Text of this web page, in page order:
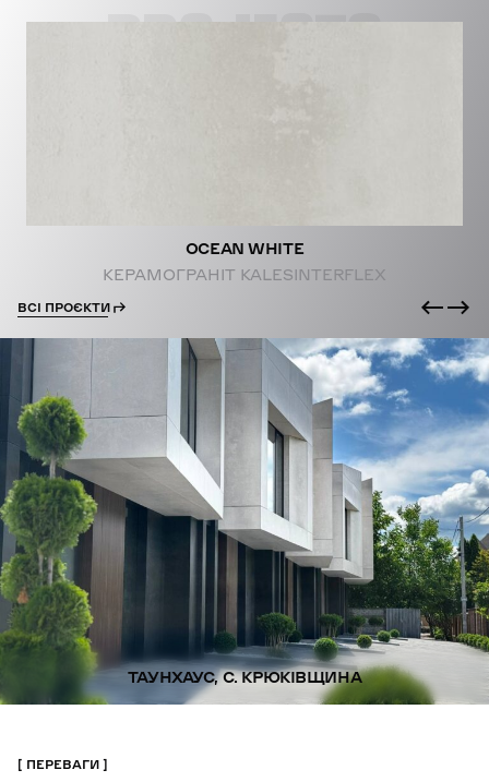
PROJECTS
OCEAN WHITE
КЕРАМОГРАНІТ KALESINTERFLEX
ВСІ ПРОЄКТИ
ТАУНХАУС, С. КРЮКІВЩИНА
ПЕРЕВАГИ